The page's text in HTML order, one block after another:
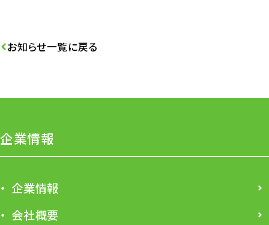
お知らせ一覧に戻る
企業情報
企業情報
会社概要